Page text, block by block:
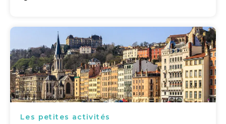
Les petites activités